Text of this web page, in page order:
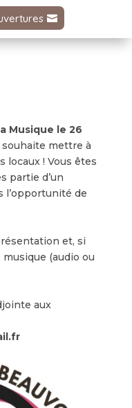
Musique le 26
mettre à
locaux ! Vous êtes
partie d’un
l’opportunité de
et, si
(audio ou
aux